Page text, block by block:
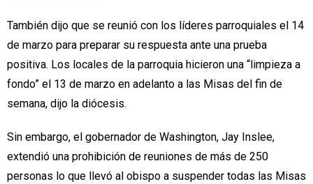
También dijo que se reunió con los líderes parroquiales el 14
de marzo para preparar su respuesta ante una prueba
positiva. Los locales de la parroquia hicieron una “limpieza a
fondo” el 13 de marzo en adelanto a las Misas del fin de
semana, dijo la diócesis.
Sin embargo, el gobernador de Washington, Jay Inslee,
extendió una prohibición de reuniones de más de 250
personas lo que llevó al obispo a suspender todas las Misas